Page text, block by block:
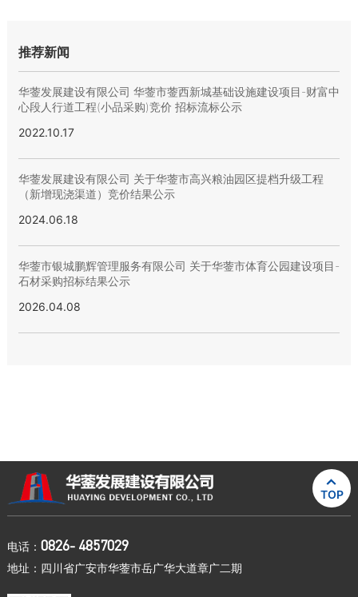
推荐新闻
华蓥发展建设有限公司 华蓥市蓥西新城基础设施建设项目-财富中
心段人行道工程(小品采购)竞价 招标流标公示
2022.10.17
华蓥发展建设有限公司 关于华蓥市高兴粮油园区提档升级工程
（新增现浇渠道）竞价结果公示
2024.06.18
华蓥市银城鹏辉管理服务有限公司 关于华蓥市体育公园建设项目-
石材采购招标结果公示
2026.04.08

TOP
电话： 0826- 4857029
地址：四川省广安市华蓥市岳广华大道章广二期